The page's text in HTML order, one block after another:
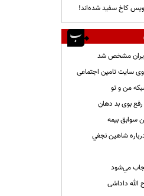
کاخ سفید شده‌اند!
مشخص شد
سایت تامین اجتماعی
من و تو
سوابق بیمه
شاهين نجفي
مي‌شود
الله داداشی